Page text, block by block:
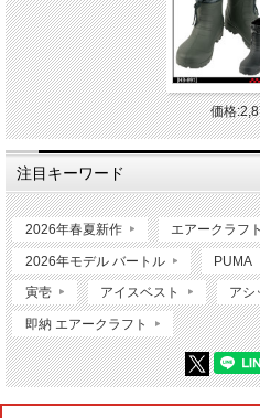
価格
注目キーワード
2026年春夏新作 エアークラフト
2026年モデル バートル PUMA
寅壱 アイスベスト アシ
即納 エアークラフト